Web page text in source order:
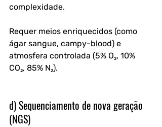
complexidade.
Requer meios enriquecidos (como
ágar sangue, campy-blood) e
atmosfera controlada (5% O₂, 10%
CO₂, 85% N₂).
d) Sequenciamento de nova geração
(NGS)